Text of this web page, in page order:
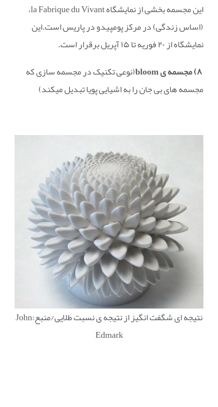
این مجسمه بخشی از نمایشگاه la Fabrique du Vivant،
(اساس زندگی) در مرکز پومپیدو در پاریس است.این
نمایشگاه از ۲۰ فوریه تا ۱۵ آپریل برقرار است.
bloom(نوعی تکنیک در مجسمه سازی که
مجسمه های بی جان را به اشیایی پویا تبدیل میکند)
نتیجه ای شگفت انگیز از نتیجه ی نسبت طلایی/منبع:John
Edmark